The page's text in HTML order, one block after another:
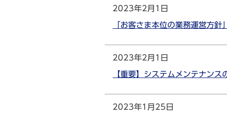
2023年2月1日
「お客さま本位の業務運営方
2023年2月1日
【重要】システムメンテナン
2023年1月25日